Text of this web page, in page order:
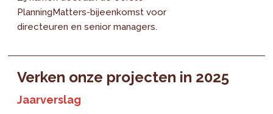
PlanningMatters-bijeenkomst voor
directeuren en senior managers.
Verken onze projecten in 2025
Jaarverslag